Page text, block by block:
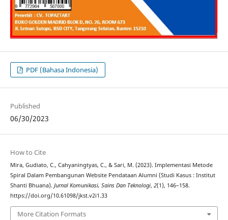
PDF (Bahasa Indonesia)
Published
06/30/2023
How to Cite
Mira, Gudiato, C., Cahyaningtyas, C., & Sari, M. (2023). Implementasi Metode
Spiral Dalam Pembangunan Website Pendataan Alumni (Studi Kasus : Institut
Shanti Bhuana). Jurnal Komunikasi, Sains Dan Teknologi, 2(1), 146–158.
https://doi.org/10.61098/jkst.v2i1.33
More Citation Formats